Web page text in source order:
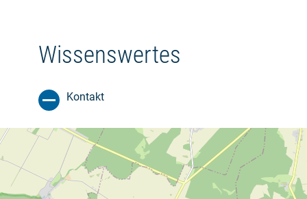
Wissenswertes
Kontakt